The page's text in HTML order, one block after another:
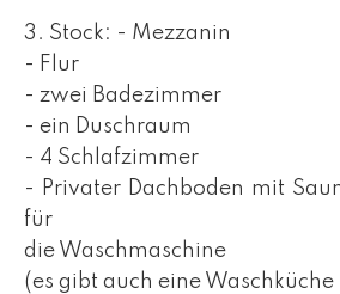
3. Stock: - Mezzanin
- Flur
- zwei Badezimmer
- ein Duschraum
- 4 Schlafzimmer
- Privater Dachboden mit
für
die Waschmaschine
(es gibt auch eine Waschküche